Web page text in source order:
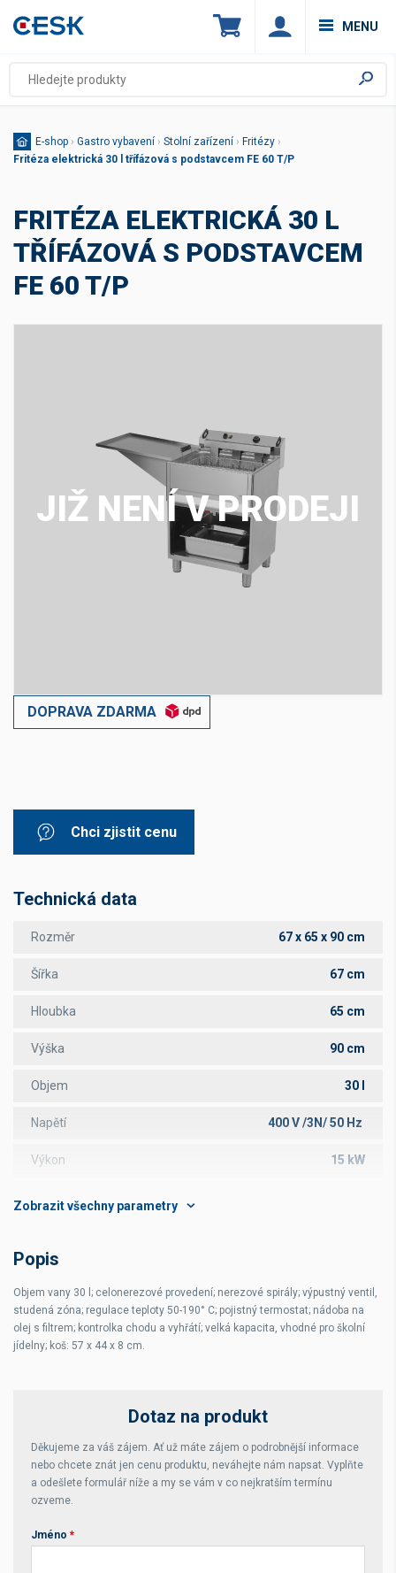
MENU
E-shop › Gastro vybavení › Stolní zařízení › Fritézy ›
Fritéza elektrická 30 l třífázová s podstavcem FE 60 T/P
FRITÉZA ELEKTRICKÁ 30 L
TŘÍFÁZOVÁ S PODSTAVCEM
FE 60 T/P
JIŽ NENÍ V PRODEJI
DOPRAVA ZDARMA
Chci zjistit cenu
Technická data
Rozměr 67 x 65 x 90 cm
Šířka 67 cm
Hloubka 65 cm
Výška 90 cm
Objem 30 l
Napětí 400 V /3N/ 50 Hz
Výkon 15 kW
Rozsah teplot
Popis
Objem vany 30 l; celonerezové provedení; nerezové spirály; výpustný ventil,
studená zóna; regulace teploty 50-190° C; pojistný termostat; nádoba na
olej s filtrem; kontrolka chodu a vyhřátí; velká kapacita, vhodné pro školní
jídelny; koš: 57 x 44 x 8 cm.
Dotaz na produkt
Děkujeme za váš zájem. Ať už máte zájem o podrobnější informace
nebo chcete znát jen cenu produktu, neváhejte nám napsat. Vyplňte
a odešlete formulář níže a my se vám v co nejkratším termínu
ozveme.
Jméno *